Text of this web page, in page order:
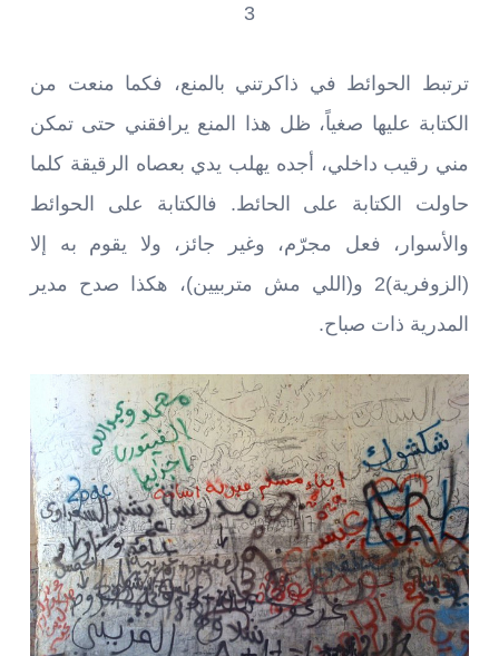
3
ترتبط الحوائط في ذاكرتني بالمنع، فكما منعت من
الكتابة عليها صغياً، ظل هذا المنع يرافقني حتى تمكن
مني رقيب داخلي، أجده يهلب يدي بعصاه الرقيقة كلما
حاولت الكتابة على الحائط. فالكتابة على الحوائط
والأسوار، فعل مجرّم، وغير جائز، ولا يقوم به إلا
(الزوفرية)2 و(اللي مش متربيين)، هكذا صدح مدير
المدرية ذات صباح.